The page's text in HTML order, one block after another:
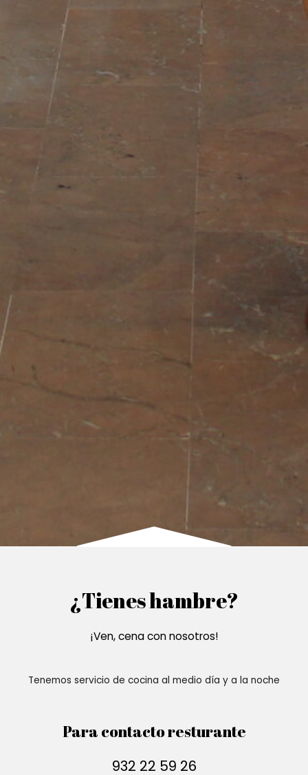
¿Tienes hambre?
¡Ven, cena con nosotros!
Tenemos servicio de cocina al medio día y a la noche
Para contacto resturante
932 22 59 26